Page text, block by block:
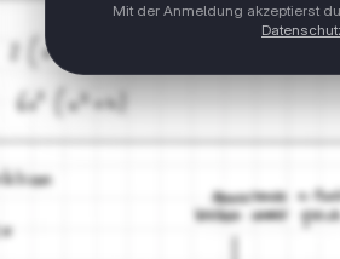
Mit der Anmeldung akzeptierst